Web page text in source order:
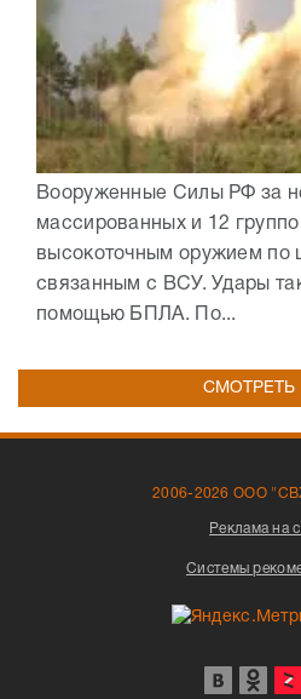
Вооруженные Силы РФ за
массированных и 12
высокоточным оружием по
связанным с ВСУ. Удары
помощью БПЛА. По...
СМОТРЕТЬ
2006-2026 ООО
Реклама на
Системы